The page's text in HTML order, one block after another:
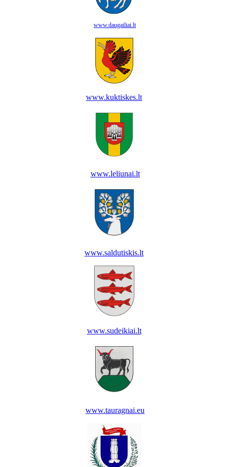
www.daugailiai.lt
www.kuktiskes.lt
www.leliunai.lt
www.saldutiskis.lt
www.sudeikiai.lt
www.tauragnai.eu